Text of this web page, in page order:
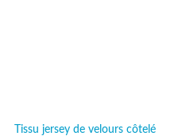
Tissu jersey de velours côtelé